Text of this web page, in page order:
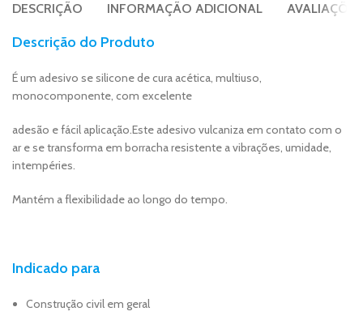
DESCRIÇÃO INFORMAÇÃO ADICIONAL
Descrição do Produto
É um adesivo se silicone de cura acética, multiuso,
monocomponente, com excelente
adesão e fácil aplicação.Este adesivo vulcaniza em contato com o
ar e se transforma em borracha resistente a vibrações, umidade,
intempéries.
Mantém a flexibilidade ao longo do tempo.
Indicado para
Construção civil em geral